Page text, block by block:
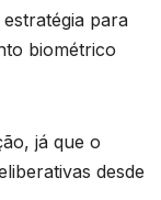
para
biométrico
já que o
desde